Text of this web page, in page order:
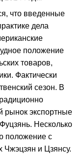
что введенные
дела
положение
товаров,
Фактически
сезон. В
рынок экспортные
Несколько
положение с
Чжэцзян и Цзянсу.